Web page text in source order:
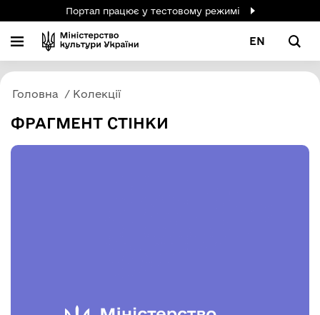
Портал працює у тестовому режимі
EN
Головна Колекції
ФРАГМЕНТ СТІНКИ